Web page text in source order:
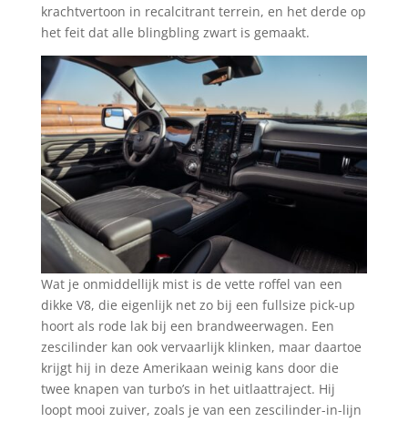
krachtvertoon in recalcitrant terrein, en het derde op
het feit dat alle blingbling zwart is gemaakt.
Wat je onmiddellijk mist is de vette roffel van een
dikke V8, die eigenlijk net zo bij een fullsize pick-up
hoort als rode lak bij een brandweerwagen. Een
zescilinder kan ook vervaarlijk klinken, maar daartoe
krijgt hij in deze Amerikaan weinig kans door die
twee knapen van turbo’s in het uitlaattraject. Hij
loopt mooi zuiver, zoals je van een zescilinder-in-lijn